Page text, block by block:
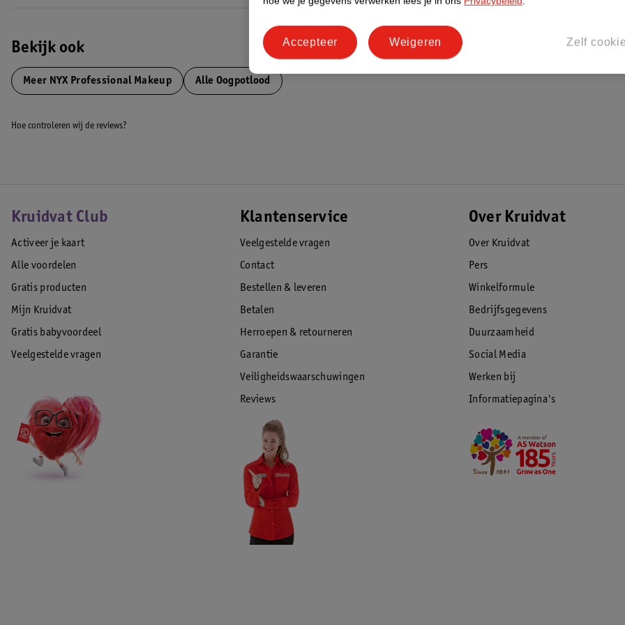
Bekijk ook
Meer NYX Professional Makeup Alle Oogpotlood
Hoe controleren wij de reviews?
Kruidvat Club
Activeer je kaart
Alle voordelen
Gratis producten
Mijn Kruidvat
Gratis babyvoordeel
Veelgestelde vragen
Klantenservice
Veelgestelde vragen
Contact
Bestellen & leveren
Betalen
Herroepen & retourneren
Garantie
Veiligheidswaarschuwingen
Reviews
Over Kruidvat
Over Kruidvat
Pers
Winkelformule
Bedrijfsgegevens
Duurzaamheid
Social Media
Werken bij
Informatiepagina's
Zelf
Weigeren
Accepteer